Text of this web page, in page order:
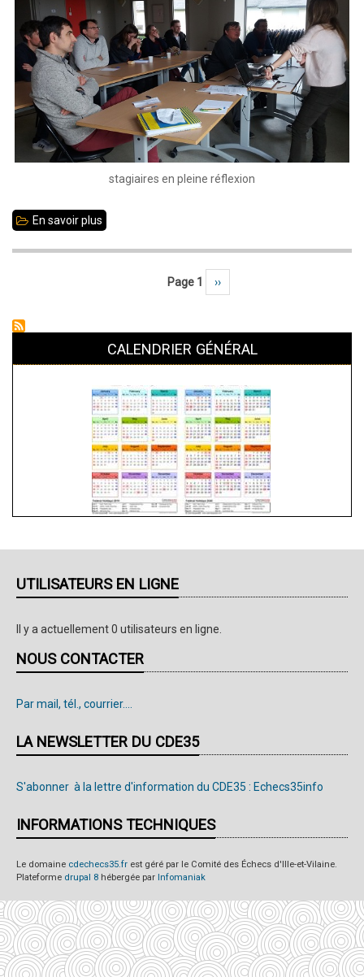
stagiaires en pleine réflexion
En savoir plus
2018
d'échecs
pour
joueurs
de
compétition
Page 1 Page suivante
››
CALENDRIER GÉNÉRAL
UTILISATEURS EN LIGNE
Il y a actuellement 0 utilisateurs en ligne.
NOUS CONTACTER
Par mail, tél., courrier....
LA NEWSLETTER DU CDE35
S'abonner à la lettre d'information du CDE35 : Echecs35info
INFORMATIONS TECHNIQUES
Le domaine cdechecs35.fr est géré par le Comité des Échecs d'Ille-et-Vilaine.
Plateforme drupal 8 hébergée par Infomaniak